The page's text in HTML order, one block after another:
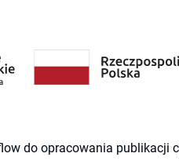
do opracowania publikacji